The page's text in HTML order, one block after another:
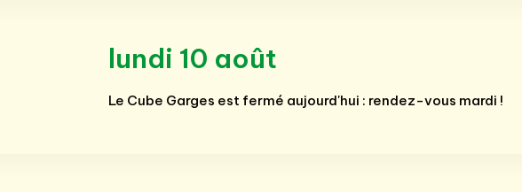
lundi 10 août
Le Cube Garges est fermé aujourd'hui : rendez-vous mardi !